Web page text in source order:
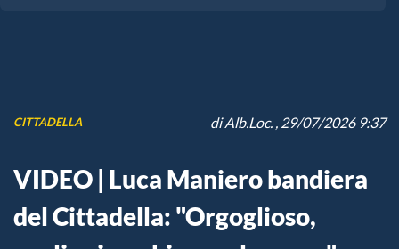
CITTADELLA diAlb.Loc. , 29/07/2026 9:37
VIDEO | Luca Maniero bandiera
del Cittadella: "Orgoglioso,